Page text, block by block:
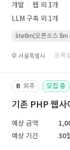
개발
웹 외 1개
LLM 구축 외 1개
litellm(오픈소스 llm
서울특별시 · 등록
📔 외주 모집 중
기존 PHP 웹사
예상 금액
예상 기간
30